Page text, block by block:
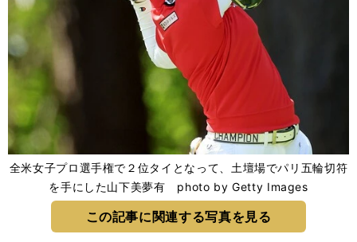
全米女子プロ選手権で２位タイとなって、土壇場でパリ五輪切符
を手にした山下美夢有 photo by Getty Images
この記事に関連する写真を見る